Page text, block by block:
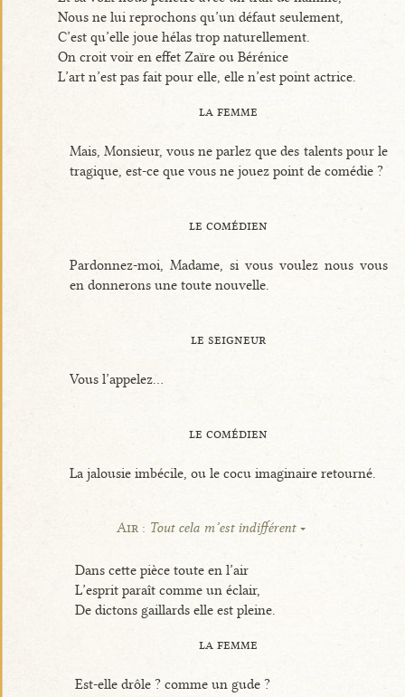
Nous ne lui reprochons qu’un défaut seulement,
C’est qu’elle joue hélas trop naturellement.
On croit voir en effet Zaïre ou Bérénice
L’art n’est pas fait pour elle, elle n’est point actrice.
la femme
Mais, Monsieur, vous ne parlez que des talents pour le
tragique, est-ce que vous ne jouez point de comédie ?
le comédien
Pardonnez-moi, Madame, si vous voulez nous vous
en donnerons une toute nouvelle.
le seigneur
Vous l’appelez...
le comédien
La jalousie imbécile, ou le cocu imaginaire retourné.
Air : Tout cela m’est indifférent
Dans cette pièce toute en l’air
L’esprit paraît comme un éclair,
De dictons gaillards elle est pleine.
la femme
Est-elle drôle ? comme un gude ?